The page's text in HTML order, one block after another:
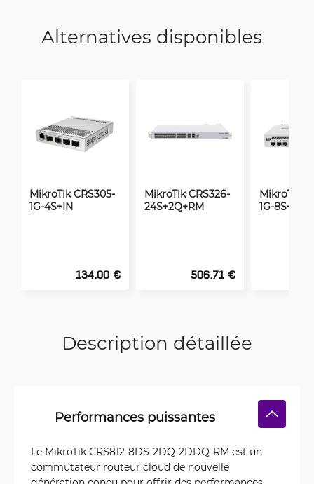
Alternatives disponibles
MikroTik CRS305-
1G-4S+IN
134.00 €
MikroTik CRS326-
24S+2Q+RM
506.71 €
MikroTik
1G-8S+IN
Description détaillée
Performances puissantes
Le MikroTik CRS812-8DS-2DQ-2DDQ-RM est un
commutateur routeur cloud de nouvelle